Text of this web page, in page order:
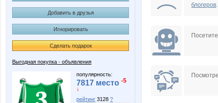
Добавить в друзья
Игнорировать
Сделать подарок
Выгодная покупка - объявления
популярность:
7817 место -5
↓
рейтинг 3128 ?
MisSuri Mora
блогеров.